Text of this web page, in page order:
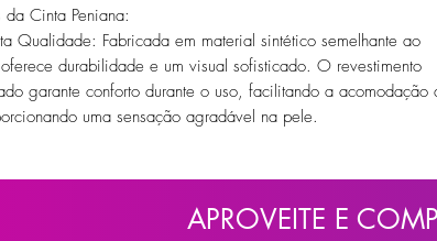
da Cinta Peniana:
Qualidade: Fabricada em material sintético semelhante ao
durabilidade e um visual sofisticado. O revestimento
garante conforto durante o uso, facilitando a acomodação
uma sensação agradável na pele.
e coxas que variam do PP ao XGG, garantindo um
APROVEITE E